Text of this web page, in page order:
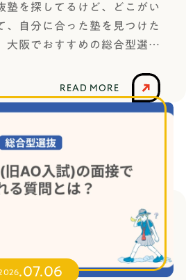
課題研究の大きな特徴は答え
う点です。国語や数学の問題
いからこそ、自分なりの仮説
題研究は単なる調べ学習とは
べ学習は、似て非なるもので
しておくことが、テーマ選び
。調べ学習は、すでにある情
正確にまとめる力は養われま
見はほとんどありません。一
問いを立て、条件を変えて実
する探究活動です。読書や検
ものを避け、アクションを起
。違いを分かりやすくするた
塾を探してるけど、どこがい
、自分に合った塾を見つけた
大阪でおすすめの総合型選抜
た。ぜひ、それぞれの違いを
う塾を見つけてください！大
選抜対策塾6選【早見表】
READ MORE
.07.06